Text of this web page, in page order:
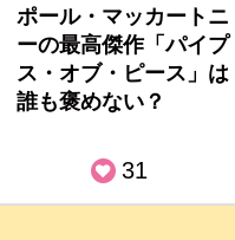
ポール・マッカートニ
ーの最高傑作「パイプ
ス・オブ・ピース」は
誰も褒めない？
31